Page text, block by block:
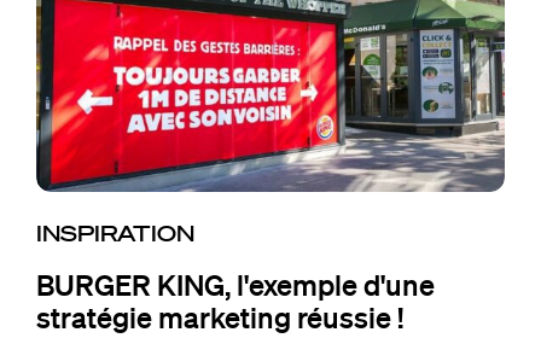
INSPIRATION
BURGER KING, l'exemple d'une
stratégie marketing réussie !